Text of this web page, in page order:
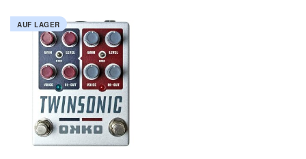
AUF LAGER